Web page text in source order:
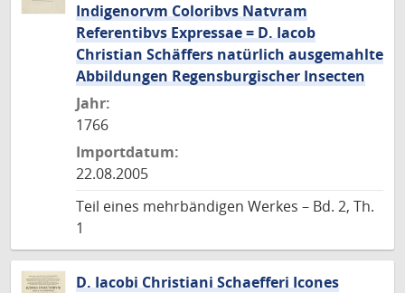
Indigenorvm Coloribvs Natvram
Referentibvs Expressae = D. Iacob
Christian Schäffers natürlich ausgemahlte
Abbildungen Regensburgischer Insecten
Jahr:
1766
Importdatum:
22.08.2005
Teil eines mehrbändigen Werkes – Bd. 2, Th.
1
D. Iacobi Christiani Schaefferi Icones